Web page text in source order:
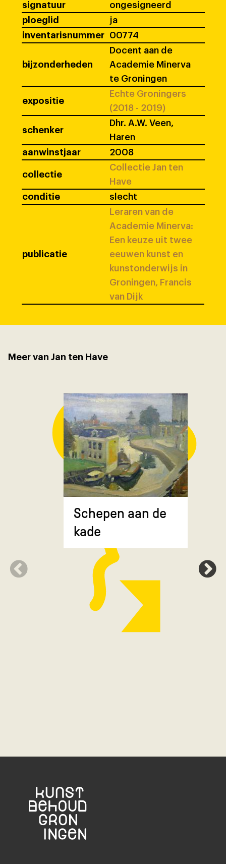
signatuur
ongesigneerd
ploeglid
ja
inventarisnummer
00774
bijzonderheden
Docent aan de
Academie Minerva
te Groningen
expositie
Echte Groningers
(2018 - 2019)
schenker
Dhr. A.W. Veen,
Haren
aanwinstjaar
2008
collectie
Collectie Jan ten
Have
conditie
slecht
publicatie
Leraren van de
Academie Minerva:
Een keuze uit twee
eeuwen kunst en
kunstonderwijs in
Groningen, Francis
van Dijk
Meer van Jan ten Have
Schepen aan de
kade